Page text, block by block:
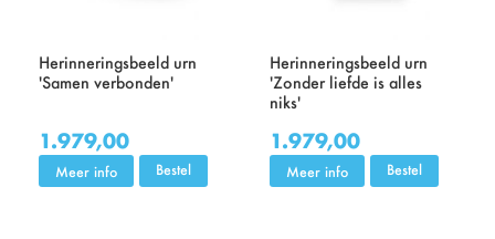
Herinneringsbeeld urn
'Samen verbonden'
1.979,00
Meer info Bestel
Herinneringsbeeld urn
'Zonder liefde is alles
niks'
1.979,00
Meer info Bestel